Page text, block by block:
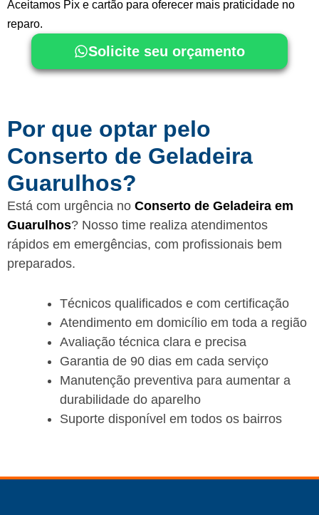
Aceitamos Pix e cartão para oferecer mais praticidade no
reparo.
Solicite seu orçamento
Por que optar pelo
Conserto de Geladeira
Guarulhos?
Está com urgência no Conserto de Geladeira em
Guarulhos? Nosso time realiza atendimentos
rápidos em emergências, com profissionais bem
preparados.
Técnicos qualificados e com certificação
Atendimento em domicílio em toda a região
Avaliação técnica clara e precisa
Garantia de 90 dias em cada serviço
Manutenção preventiva para aumentar a
durabilidade do aparelho
Suporte disponível em todos os bairros